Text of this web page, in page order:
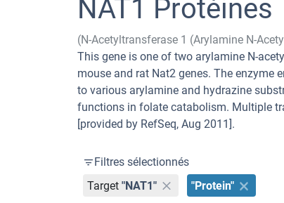
NAT1 Protéines
(N-Acetyltransferase 1 (Arylamine N-
This gene is one of two arylamine N-
mouse and rat Nat2 genes. The enzyme
to various arylamine and hydrazine
functions in folate catabolism. Multiple
[provided by RefSeq, Aug 2011].
Filtres sélectionnés
Target "NAT1" "Protein"